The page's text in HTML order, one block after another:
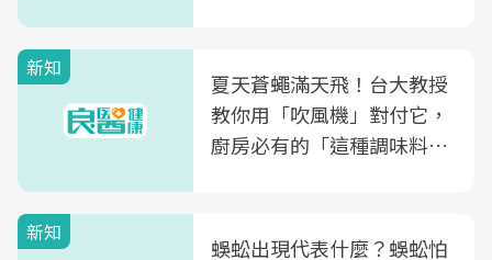
新知
夏天蒼蠅滿天飛！台大教授
教你用「吹風機」對付它，
廚房必有的「這種調味料」
新知
蜈蚣出現代表什麼？蜈蚣怕